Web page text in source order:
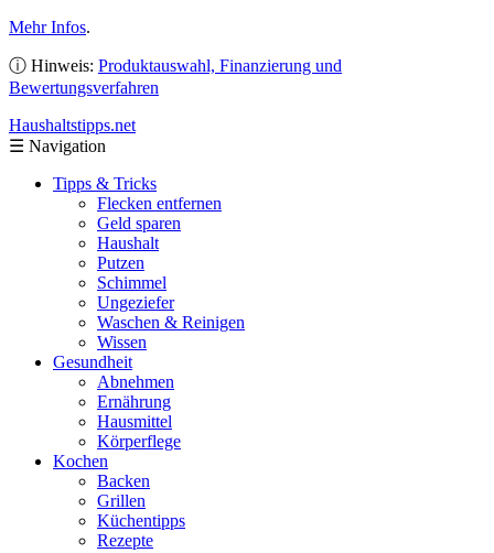
Mehr Infos.
ⓘ Hinweis: Produktauswahl, Finanzierung und
Bewertungsverfahren
Haushaltstipps.net
☰ Navigation
Tipps & Tricks
Flecken entfernen
Geld sparen
Haushalt
Putzen
Schimmel
Ungeziefer
Waschen & Reinigen
Wissen
Gesundheit
Abnehmen
Ernährung
Hausmittel
Körperflege
Kochen
Backen
Grillen
Küchentipps
Rezepte